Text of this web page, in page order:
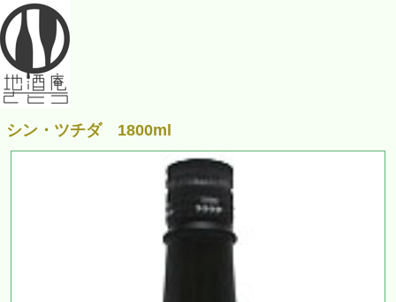
シン・ツチダ 1800ml